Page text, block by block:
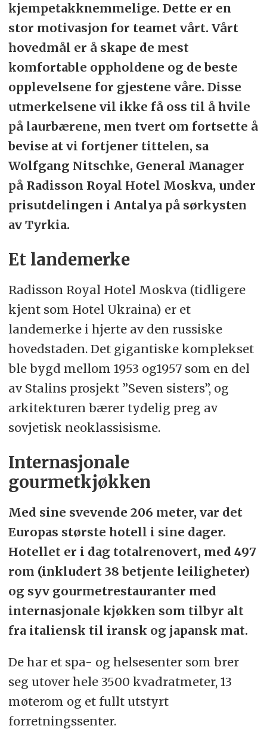
kjempetakknemmelige. Dette er en
stor motivasjon for teamet vårt. Vårt
hovedmål er å skape de mest
komfortable oppholdene og de beste
opplevelsene for gjestene våre. Disse
utmerkelsene vil ikke få oss til å hvile
på laurbærene, men tvert om fortsette å
bevise at vi fortjener tittelen, sa
Wolfgang Nitschke, General Manager
på Radisson Royal Hotel Moskva, under
prisutdelingen i Antalya på sørkysten
av Tyrkia.
Et landemerke
Radisson Royal Hotel Moskva (tidligere
kjent som Hotel Ukraina) er et
landemerke i hjerte av den russiske
hovedstaden. Det gigantiske komplekset
ble bygd mellom 1953 og1957 som en del
av Stalins prosjekt ”Seven sisters”, og
arkitekturen bærer tydelig preg av
sovjetisk neoklassisisme.
Internasjonale
gourmetkjøkken
Med sine svevende 206 meter, var det
Europas største hotell i sine dager.
Hotellet er i dag totalrenovert, med 497
rom (inkludert 38 betjente leiligheter)
og syv gourmetrestauranter med
internasjonale kjøkken som tilbyr alt
fra italiensk til iransk og japansk mat.
De har et spa- og helsesenter som brer
seg utover hele 3500 kvadratmeter, 13
møterom og et fullt utstyrt
forretningssenter.